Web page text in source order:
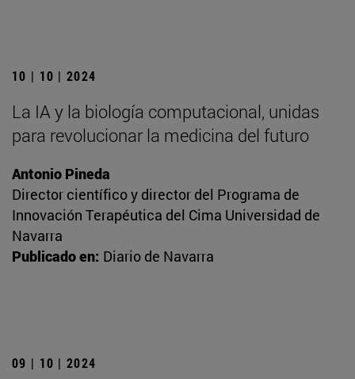
10 | 10 | 2024
La IA y la biología computacional, unidas
para revolucionar la medicina del futuro
Antonio Pineda
Director científico y director del Programa de
Innovación Terapéutica del Cima Universidad de
Navarra
Publicado en: Diario de Navarra
09 | 10 | 2024